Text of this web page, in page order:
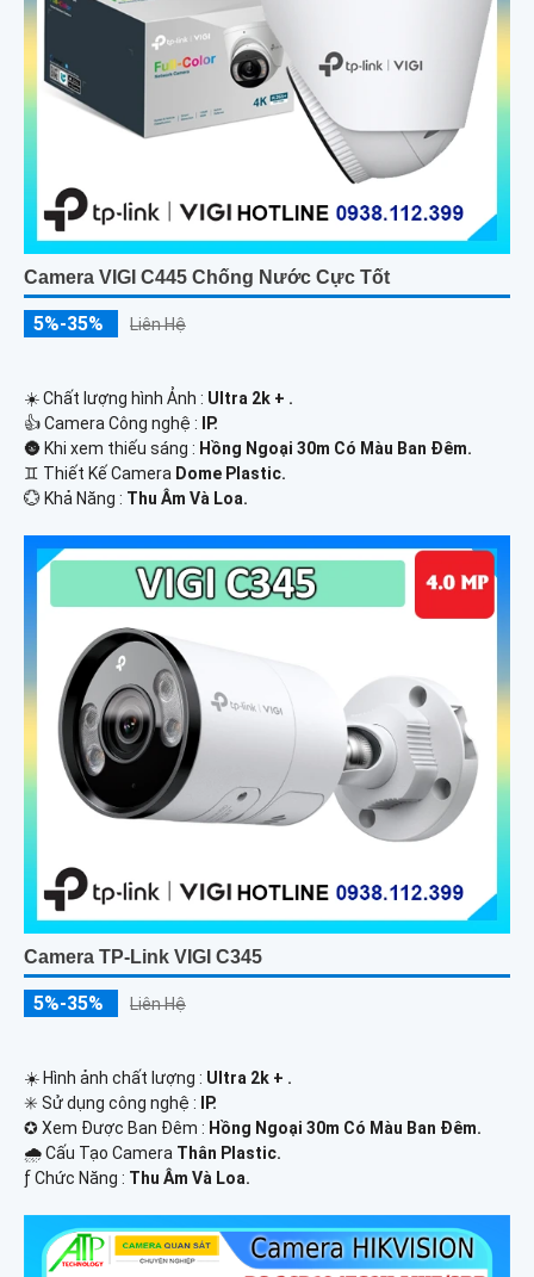
Camera VIGI C445 Chống Nước Cực Tốt
5%-35% Liên Hệ
☀️ Chất lượng hình Ảnh : Ultra 2k + .
👍 Camera Công nghệ :
IP.
🌚 Khi xem thiếu sáng : Hồng Ngoại 30m Có Màu Ban Ðêm.
♊ Thiết Kế Camera Dome Plastic.
️💮 Khả Năng : Thu Âm Và Loa.
Camera TP-Link VIGI C345
5%-35% Liên Hệ
☀️ Hình ảnh chất lượng : Ultra 2k + .
✳️ Sử dụng công nghệ :
IP.
✪ Xem Được Ban Đêm : Hồng Ngoại 30m Có Màu Ban Ðêm.
🌧️ Cấu Tạo Camera Thân Plastic.
️ƒ Chức Năng : Thu Âm Và Loa.